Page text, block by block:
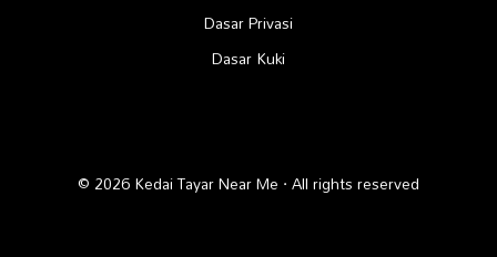
Dasar Privasi
Dasar Kuki
© 2026 Kedai Tayar Near Me · All rights reserved